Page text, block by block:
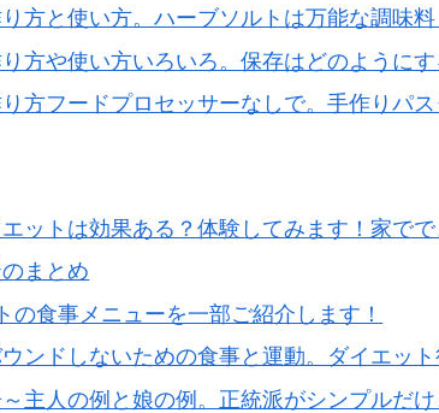
方と使い方。ハーブソルトは万能な調味料
方や使い方いろいろ。保存はどのようにす
方フードプロセッサーなしで。手作りパ
ットは効果ある？体験してみます！家でで
まとめ
の食事メニューを一部ご紹介します！
ンドしないための食事と運動。ダイエッ
主人の例と娘の例。正統派がシンプルだけ